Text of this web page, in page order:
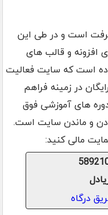
است و در طی این
افزونه و قالب های
است که سایت فعالیت
در زمینه فراهم
های آموزشی فوق
و ماندن سایت است.
مالی کنید:
درگاه